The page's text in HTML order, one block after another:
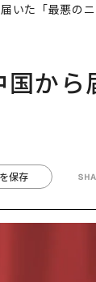
いた「最悪のニ
から
保存